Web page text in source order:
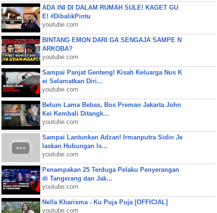
ADA INI DI DALAM RUMAH SULE! KAGET GU
E! #DibalikPintu
youtube.com
BINTANG EMON DARI GA SENGAJA SAMPE N
ARKOBA?
youtube.com
Sampai Panjat Genteng! Kisah Keluarga Nus K
ei Selamatkan Diri...
youtube.com
Belum Lama Bebas, Bos Preman Jakarta John
Kei Kembali Ditangk...
youtube.com
Sampai Lantunkan Adzan! Irmanputra Sidin Je
laskan Hubungan Is...
youtube.com
Penampakan 25 Terduga Pelaku Penyerangan
di Tangerang dan Jak...
youtube.com
Nella Kharisma - Ku Puja Puja [OFFICIAL]
youtube.com